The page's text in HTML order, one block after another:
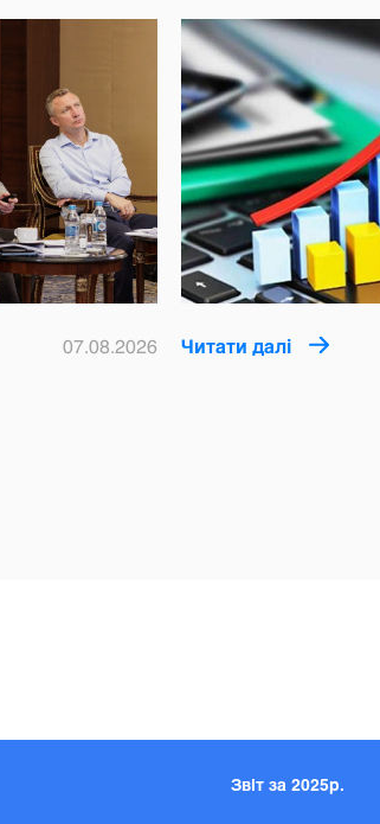
07.08.2026 Читати далі
Звіт за 2025р.